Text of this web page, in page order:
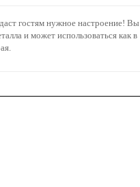
гостям нужное настроение! Вы
и может использоваться как в